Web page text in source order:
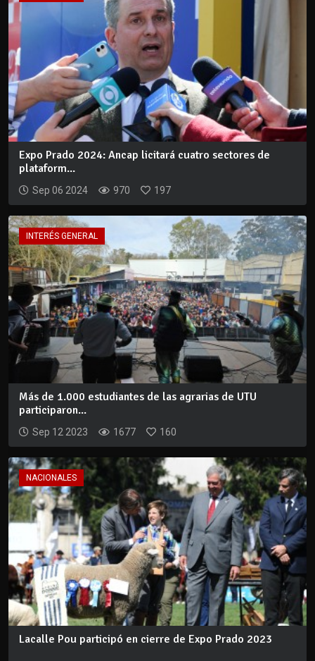
Expo Prado 2024: Ancap licitará cuatro sectores de
plataform...
Sep 06 2024 970 197
INTERÉS GENERAL
Más de 1.000 estudiantes de las agrarias de UTU
participaron...
Sep 12 2023 1677 160
NACIONALES
Lacalle Pou participó en cierre de Expo Prado 2023